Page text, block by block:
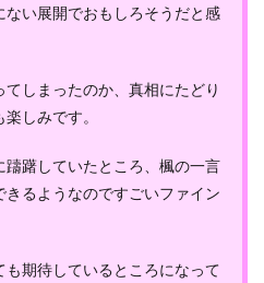
い展開でおもしろそうだと感
しまったのか、真相にたどり
しみです。
躇していたところ、楓の一言
るようなのですごいファイン
期待しているところになって